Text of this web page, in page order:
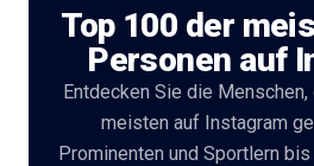
Kostenlose
Tools
Top 100 der
Personen auf
Entdecken Sie die
meisten auf Instagram
Prominenten und Sportlern